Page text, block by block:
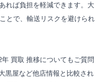
れば負担を軽減できます。大
とで、輸送リスクを避けられ
買取 推移についてもご質問
黒屋など他店情報と比較され